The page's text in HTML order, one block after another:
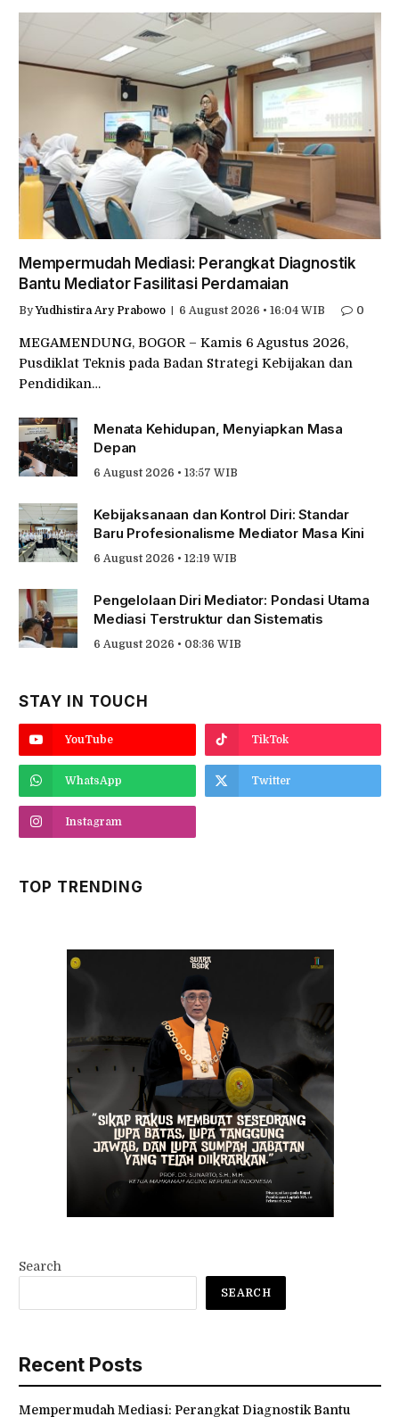
Mempermudah Mediasi: Perangkat Diagnostik
Bantu Mediator Fasilitasi Perdamaian
By Yudhistira Ary Prabowo 6 August 2026 • 16:04 WIB 0
MEGAMENDUNG, BOGOR – Kamis 6 Agustus 2026,
Pusdiklat Teknis pada Badan Strategi Kebijakan dan
Pendidikan…
Menata Kehidupan, Menyiapkan Masa
Depan
6 August 2026 • 13:57 WIB
Kebijaksanaan dan Kontrol Diri: Standar
Baru Profesionalisme Mediator Masa Kini
6 August 2026 • 12:19 WIB
Pengelolaan Diri Mediator: Pondasi Utama
Mediasi Terstruktur dan Sistematis
6 August 2026 • 08:36 WIB
STAY IN TOUCH
YouTube TikTok
WhatsApp Twitter
Instagram
TOP TRENDING
Search
SEARCH
Recent Posts
Mempermudah Mediasi: Perangkat Diagnostik Bantu